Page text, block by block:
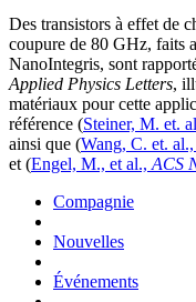
Des transistors à effet de
coupure de 80 GHz, faits
NanoIntegris, sont
Applied Physics Letters,
matériaux pour cette
référence (Steiner, M. et.
ainsi que (Wang, C. et. al.,
et (Engel, M., et al., ACS
Compagnie
Nouvelles
Événements